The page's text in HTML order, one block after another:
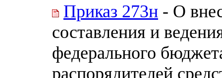
Приказ 273н - О
составления и
федерального
распорядителей